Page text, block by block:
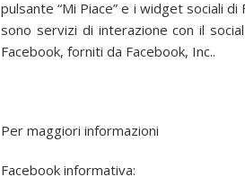
pulsante “Mi Piace” e i widget sociali di
sono servizi di interazione con il
Facebook, forniti da Facebook, Inc..
Per maggiori informazioni
Facebook informativa: